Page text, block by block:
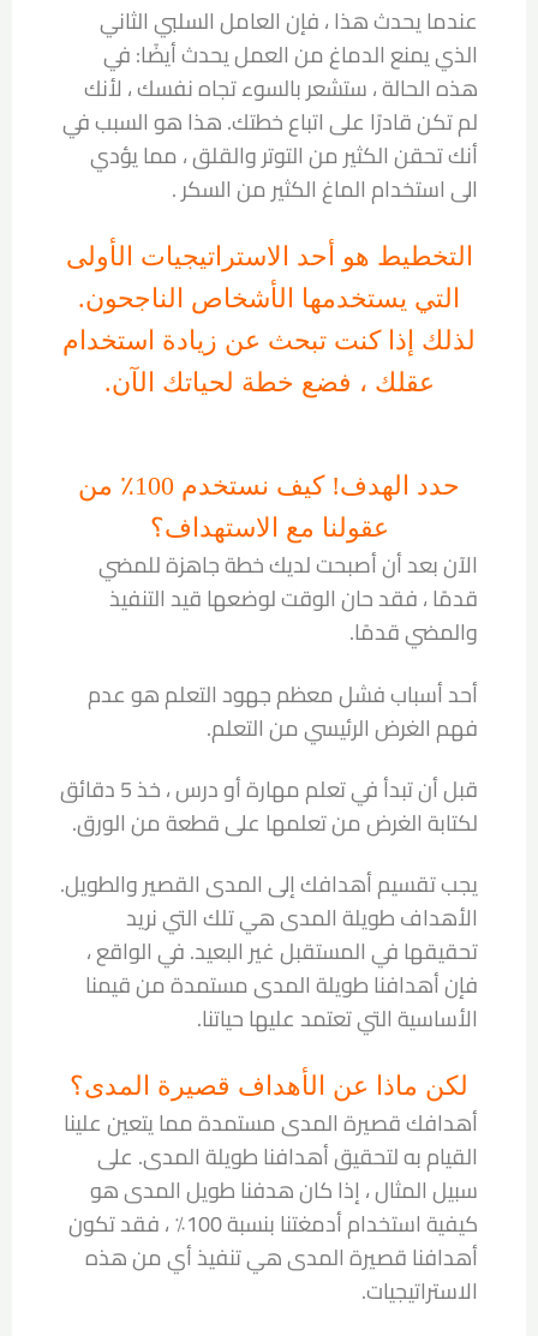
عندما يحدث هذا ، فإن العامل السلبي الثاني
الذي يمنع الدماغ من العمل يحدث أيضًا: في
هذه الحالة ، ستشعر بالسوء تجاه نفسك ، لأنك
لم تكن قادرًا على اتباع خطتك. هذا هو السبب في
أنك تحقن الكثير من التوتر والقلق ، مما يؤدي
الى استخدام الماغ الكثير من السكر .
التخطيط هو أحد الاستراتيجيات الأولى
التي يستخدمها الأشخاص الناجحون.
لذلك إذا كنت تبحث عن زيادة استخدام
عقلك ، فضع خطة لحياتك الآن.
حدد الهدف! كيف نستخدم 100٪ من
عقولنا مع الاستهداف؟
الآن بعد أن أصبحت لديك خطة جاهزة للمضي
قدمًا ، فقد حان الوقت لوضعها قيد التنفيذ
والمضي قدمًا.
أحد أسباب فشل معظم جهود التعلم هو عدم
فهم الغرض الرئيسي من التعلم.
قبل أن تبدأ في تعلم مهارة أو درس ، خذ 5 دقائق
لكتابة الغرض من تعلمها على قطعة من الورق.
يجب تقسيم أهدافك إلى المدى القصير والطويل.
الأهداف طويلة المدى هي تلك التي نريد
تحقيقها في المستقبل غير البعيد. في الواقع ،
فإن أهدافنا طويلة المدى مستمدة من قيمنا
الأساسية التي تعتمد عليها حياتنا.
لكن ماذا عن الأهداف قصيرة المدى؟
أهدافك قصيرة المدى مستمدة مما يتعين علينا
القيام به لتحقيق أهدافنا طويلة المدى. على
سبيل المثال ، إذا كان هدفنا طويل المدى هو
كيفية استخدام أدمغتنا بنسبة 100٪ ، فقد تكون
أهدافنا قصيرة المدى هي تنفيذ أي من هذه
الاستراتيجيات.